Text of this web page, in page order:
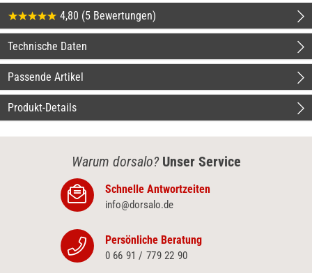
4,80 (5 Bewertungen)
Technische Daten
Passende Artikel
Produkt-Details
Warum dorsalo? Unser Service
Schnelle Antwortzeiten
info@dorsalo.de
Persönliche Beratung
0 66 91 / 779 22 90